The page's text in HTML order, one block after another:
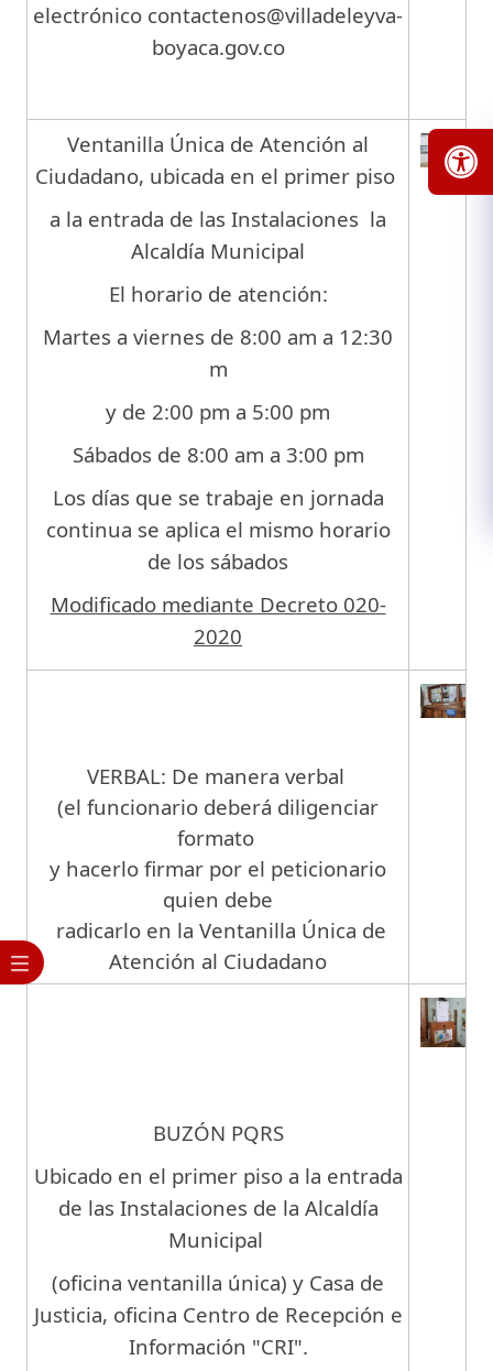
electrónico contactenos@villadeleyva-
boyaca.gov.co
Ventanilla Única de Atención al
Ciudadano, ubicada en el primer piso
a la entrada de las Instalaciones la
Alcaldía Municipal
El horario de atención:
Martes a viernes de 8:00 am a 12:30
m
y de 2:00 pm a 5:00 pm
Sábados de 8:00 am a 3:00 pm
Los días que se trabaje en jornada
continua se aplica el mismo horario
de los sábados
Modificado mediante Decreto 020-
2020
VERBAL: De manera verbal
(el funcionario deberá diligenciar
formato
y hacerlo firmar por el peticionario
quien debe
radicarlo en la Ventanilla Única de
Atención al Ciudadano
BUZÓN PQRS
Ubicado en el primer piso a la entrada
de las Instalaciones de la Alcaldía
Municipal
(oficina ventanilla única) y Casa de
Justicia, oficina Centro de Recepción e
Información "CRI".